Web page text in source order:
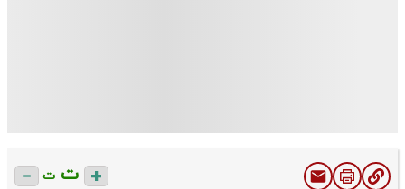
ت ت